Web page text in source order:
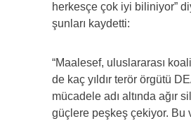
herkesçe çok iyi biliniyor”
şunları kaydetti:
“Maalesef, uluslararası
de kaç yıldır terör örgütü
mücadele adı altında ağır
güçlere peşkeş çekiyor. Bu